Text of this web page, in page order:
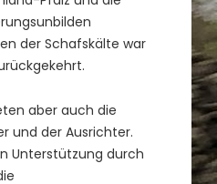
der Schafskälte war
aber auch die
und der Ausrichter.
Unterstützung durch